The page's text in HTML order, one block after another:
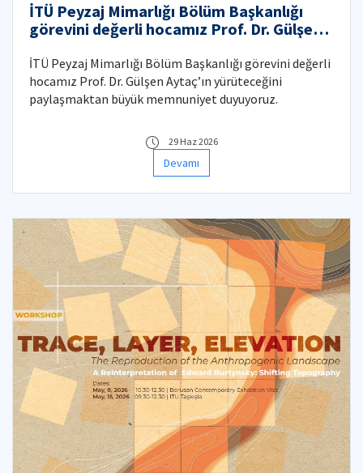
İTÜ Peyzaj Mimarlığı Bölüm Başkanlığı
görevini değerli hocamız Prof. Dr. Gülşen
memnuniyet duyuyoruz!
İTÜ Peyzaj Mimarlığı Bölüm Başkanlığı görevini değerli
hocamız Prof. Dr. Gülşen Aytaç’ın yürüteceğini
paylaşmaktan büyük memnuniyet duyuyoruz.
29 Haz 2026
Devamı